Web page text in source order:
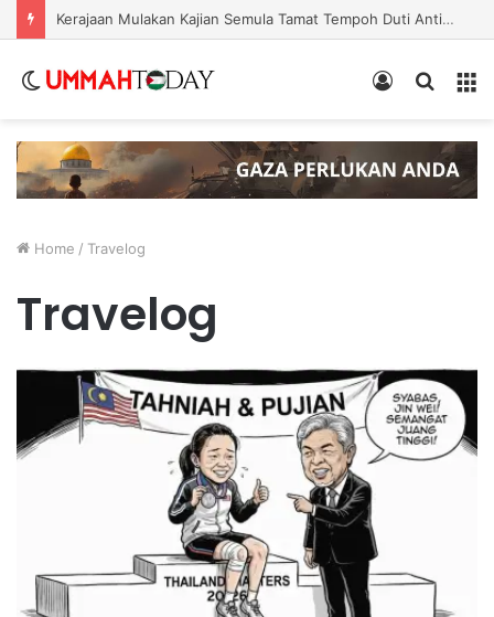
Nurul Izzah Bercuti Sementara Jawatan Timbalan Presiden PKR, Saifuddin Pemangku Tugas
skin
for
In
Home / Travelog
Travelog